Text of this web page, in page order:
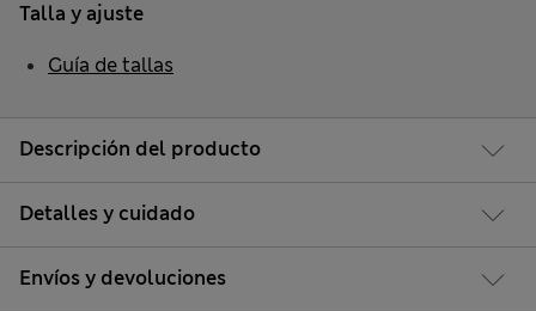
Descripción del producto
Detalles y cuidado
Envíos y devoluciones
Talla y ajuste
Guía de tallas